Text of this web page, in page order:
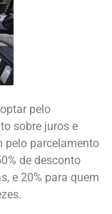
pelo
sobre juros e
pelo parcelamento
de desconto
e 20% para quem